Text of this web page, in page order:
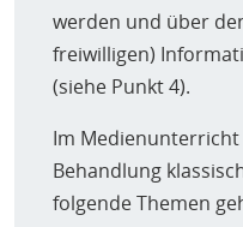
Sozialverhalten
fördert die
Menschenbild, dem
anschließen wollen?
SchülerInnen mit
Daten gehen
werden und über
freiwilligen)
(siehe Punkt 4).
Im
Behandlung
folgende Themen